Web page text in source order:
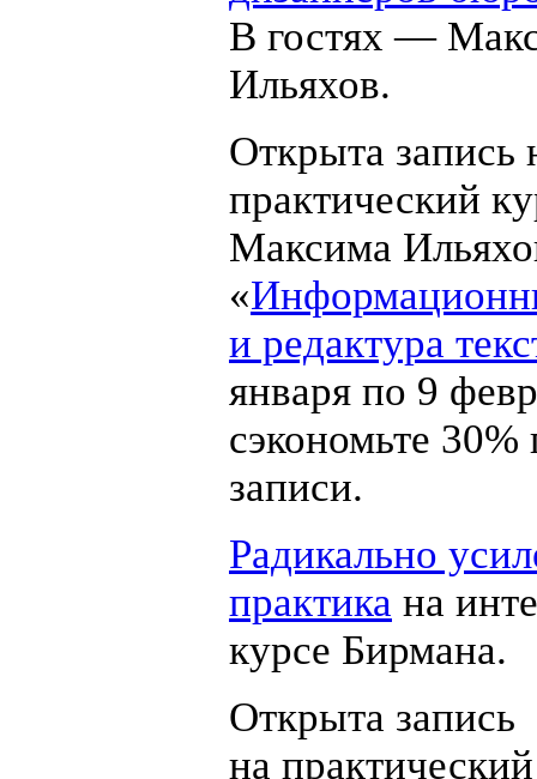
В гостях —
Ильяхов.
Открыта запись
практический
Максима
«
и редактура
января по 9
сэкономьте
записи.
Радикально
практика на
курсе Бирмана.
Открыта запись
на